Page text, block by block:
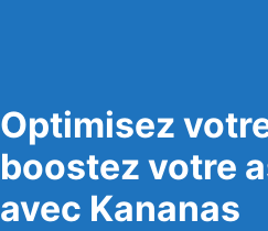
Optimisez
boostez votre
avec Kananas